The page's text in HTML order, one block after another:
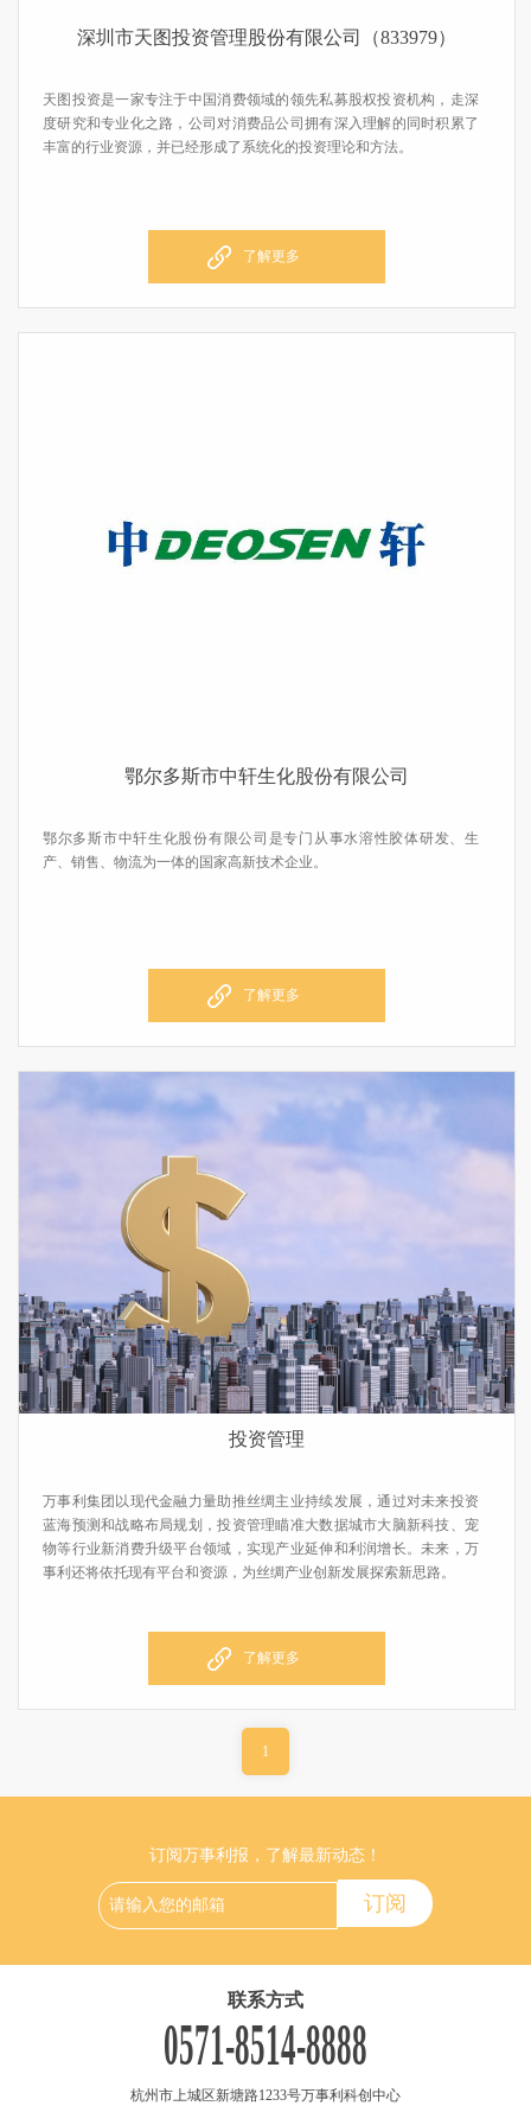
深圳市天图投资管理股份有限公司（833979）
天图投资是一家专注于中国消费领域的领先私募股权投资机构，走深
度研究和专业化之路，公司对消费品公司拥有深入理解的同时积累了
丰富的行业资源，并已经形成了系统化的投资理论和方法。
了解更多
鄂尔多斯市中轩生化股份有限公司
鄂尔多斯市中轩生化股份有限公司是专门从事水溶性胶体研发、生
产、销售、物流为一体的国家高新技术企业。
了解更多
投资管理
万事利集团以现代金融力量助推丝绸主业持续发展，通过对未来投资
蓝海预测和战略布局规划，投资管理瞄准大数据城市大脑新科技、宠
物等行业新消费升级平台领域，实现产业延伸和利润增长。未来，万
事利还将依托现有平台和资源，为丝绸产业创新发展探索新思路。
了解更多
1
订阅万事利报，了解最新动态！
联系方式
0571-8514-8888
杭州市上城区新塘路1233号万事利科创中心